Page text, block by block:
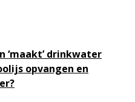
‘maakt’ drinkwater
opvangen en